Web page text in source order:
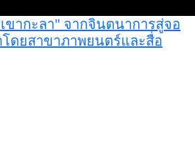
ขากะลา" จากจินตนาการสู่จอ
ดยสาขาภาพยนตร์และสื่อ